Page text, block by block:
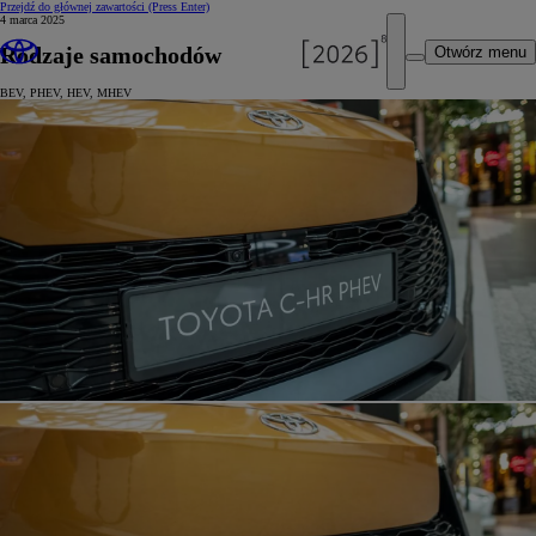
Przejdź do głównej zawartości (Press Enter)
Otwórz menu
4 marca 2025
Rodzaje samochodów
BEV, PHEV, HEV, MHEV